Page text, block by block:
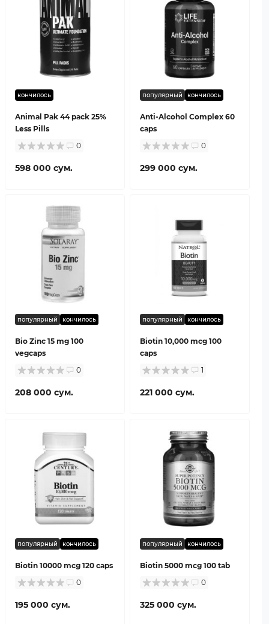
кончилось
Animal Pak 44 pack 25%
Less Pills
0
598 000 сум.
популярный кончилось
Anti-Alcohol Complex 60
caps
0
299 000 сум.
популярный кончилось
Bio Zinc 15 mg 100
vegcaps
0
208 000 сум.
популярный кончилось
Biotin 10,000 mcg 100
caps
1
221 000 сум.
популярный кончилось
Biotin 10000 mcg 120 caps
0
195 000 сум.
популярный кончилось
Biotin 5000 mcg 100 tab
0
325 000 сум.